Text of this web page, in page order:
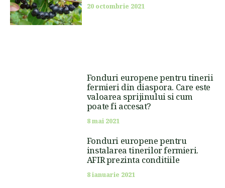
20 octombrie 2021
Fonduri europene pentru tinerii
fermieri din diaspora. Care este
valoarea sprijinului si cum
poate fi accesat?
8 mai 2021
Fonduri europene pentru
instalarea tinerilor fermieri.
AFIR prezinta conditiile
8 ianuarie 2021